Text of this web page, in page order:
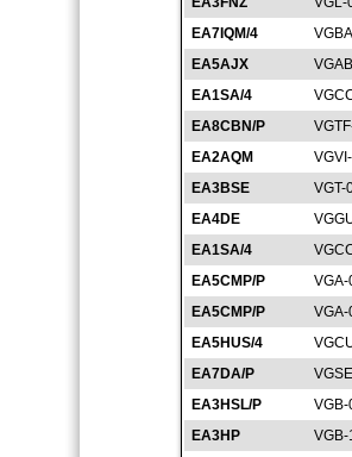
EA7IQM/4
EA5AJX
EA1SA/4
EA8CBN/P
EA2AQM
EA3BSE
VGT-
EA4DE
EA1SA/4
EA5CMP/P
EA5CMP/P
EA5HUS/4
EA7DA/P
EA3HSL/P
EA3HP